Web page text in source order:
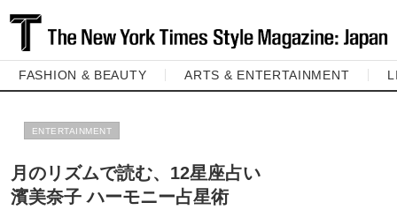
FASHION & BEAUTY ARTS & ENTERTAINMENT
ENTERTAINMENT
月のリズムで読む、12星座占い
濱美奈子 ハーモニー占星術